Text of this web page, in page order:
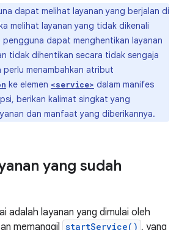
dapat melihat layanan yang berjalan di
melihat layanan yang tidak dikenali
dapat menghentikan layanan
tidak dihentikan secara tidak sengaja
menambahkan atribut
ke elemen <service> dalam manifes
berikan kalimat singkat yang
dan manfaat yang diberikannya.
yang sudah
adalah layanan yang dimulai oleh
memanggil startService() , yang